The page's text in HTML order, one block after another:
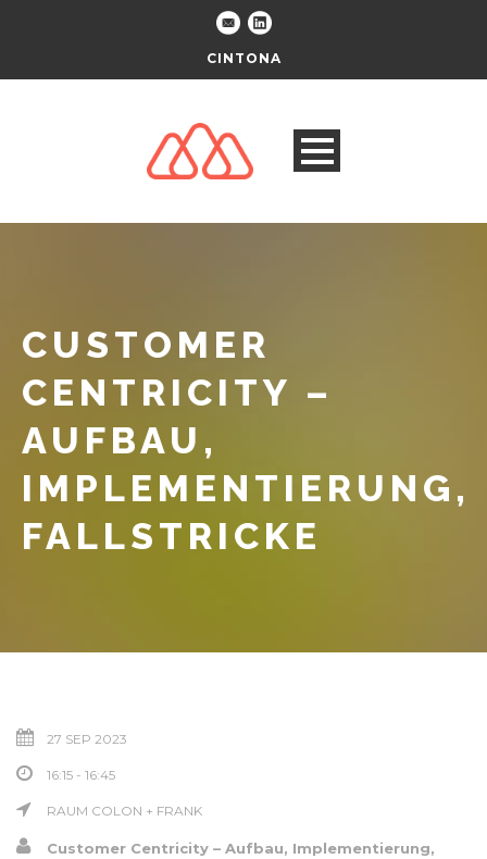
CINTONA
CUSTOMER
CENTRICITY –
AUFBAU,
IMPLEMENTIERUNG,
FALLSTRICKE
27 SEP 2023
16:15 - 16:45
RAUM COLON + FRANK
Customer Centricity – Aufbau, Implementierung,